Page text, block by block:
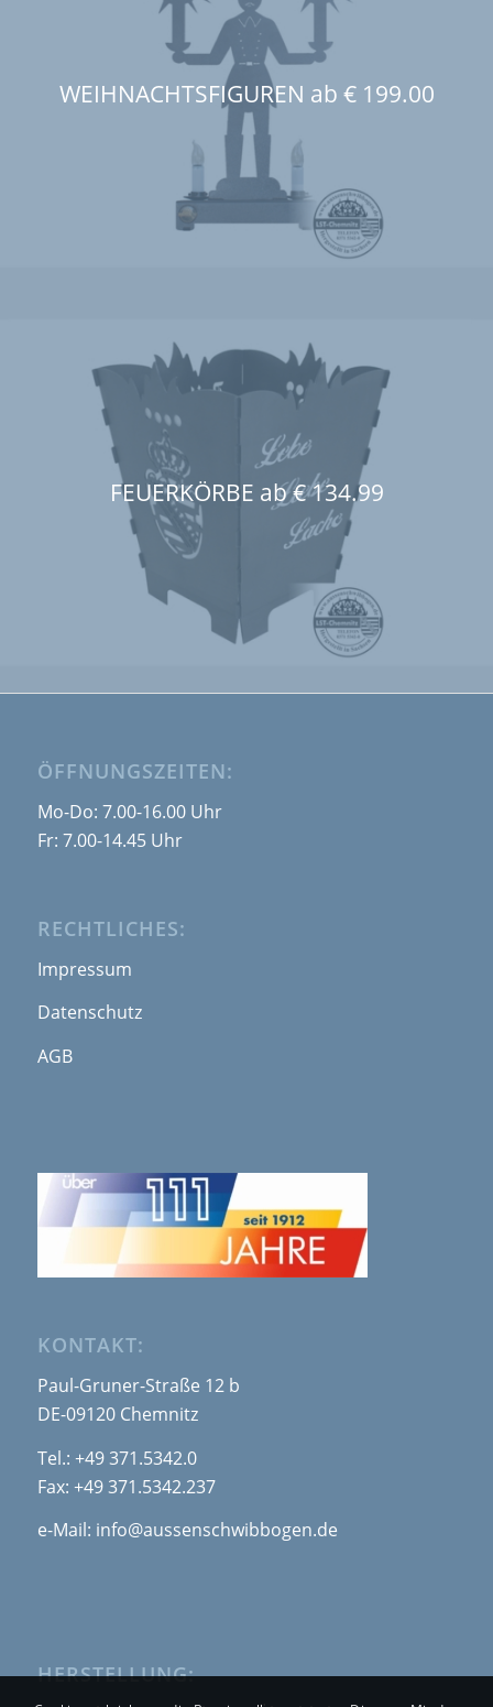
WEIHNACHTSFIGUREN ab € 199.00
FEUERKÖRBE ab € 134.99
ÖFFNUNGSZEITEN:
Mo-Do: 7.00-16.00 Uhr
Fr: 7.00-14.45 Uhr
RECHTLICHES:
Impressum
Datenschutz
AGB
KONTAKT:
Paul-Gruner-Straße 12 b
DE-09120 Chemnitz
Tel.: +49 371.5342.0
Fax: +49 371.5342.237
e-Mail: info@aussenschwibbogen.de
HERSTELLUNG: